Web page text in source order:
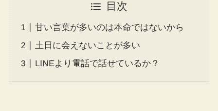
目次
甘い言葉が多いのは本命ではないから
土日に会えないことが多い
LINEより電話で話せているか？